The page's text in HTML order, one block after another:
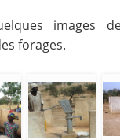
images
forages.